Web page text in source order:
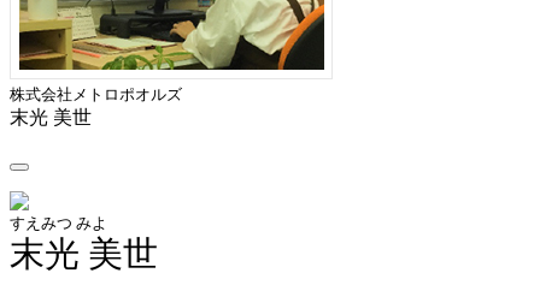
株式会社メトロポオルズ
末光 美世
すえみつ みよ
末光 美世